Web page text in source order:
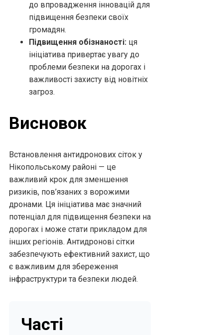
до впровадження інновацій для
підвищення безпеки своїх
громадян.
Підвищення обізнаності: ця
ініціатива привертає увагу до
проблеми безпеки на дорогах і
важливості захисту від новітніх
загроз.
Висновок
Встановлення антидронових сіток у
Нікопольському районі — це
важливий крок для зменшення
ризиків, пов’язаних з ворожими
дронами. Ця ініціатива має значний
потенціал для підвищення безпеки на
дорогах і може стати прикладом для
інших регіонів. Антидронові сітки
забезпечують ефективний захист, що
є важливим для збереження
інфраструктури та безпеки людей.
Часті